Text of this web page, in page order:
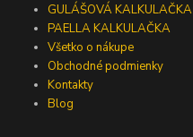
GULÁŠOVÁ KALKULAČKA
PAELLA KALKULAČKA
Všetko o nákupe
Obchodné podmienky
Kontakty
Blog